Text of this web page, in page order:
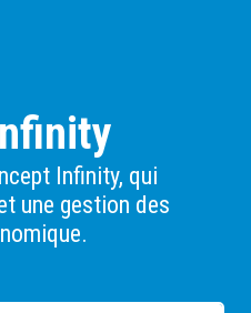
Infinity, qui
une gestion des